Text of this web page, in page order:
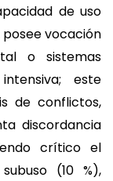
de uso
vocación
o sistemas
este
de conflictos,
discordancia
crítico el
(10 %),